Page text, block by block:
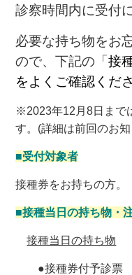
診察時間内に受付
必要な持ち物をお
ので、下記の「接
をよくご確認くだ
※2023年12月8日まで
す。(詳細は前回のお
■受付対象者
接種券をお持ちの方。
■接種当日の持ち物・
接種当日の持ち物
●接種券付予診票